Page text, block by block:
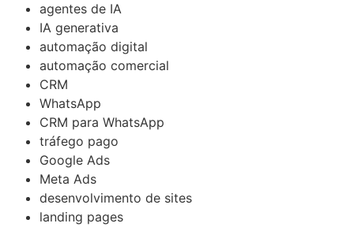
agentes de IA
IA generativa
automação digital
automação comercial
CRM
WhatsApp
CRM para WhatsApp
tráfego pago
Google Ads
Meta Ads
desenvolvimento de sites
landing pages